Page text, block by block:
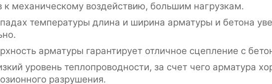
к механическому воздействию, большим нагрузкам.
температуры длина и ширина арматуры и бетона
арматуры гарантирует отличное сцепление с
уровень теплопроводности, за счет чего арматура
разрушения.